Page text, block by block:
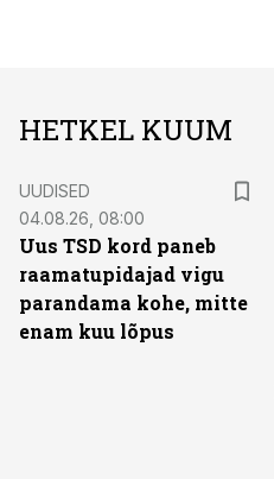
HETKEL KUUM
UUDISED
04.08.26, 08:00
Uus TSD kord paneb
raamatupidajad vigu
parandama kohe, mitte
enam kuu lõpus